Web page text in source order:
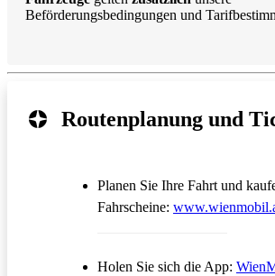
Beförderungsbedingungen und
Routenplanung und
Planen Sie Ihre Fahrt und
Fahrscheine:
Holen Sie sich die App: